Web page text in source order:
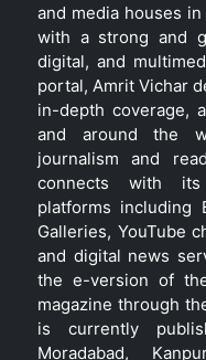
and media houses
with a strong and
digital, and
portal, Amrit Vichar
in-depth coverage,
and around the
journalism and
connects with its
platforms including
Galleries, YouTube
and digital news
the e-version of
magazine through
is currently
Moradabad,